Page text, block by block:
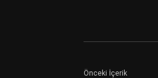
Önceki İçerik